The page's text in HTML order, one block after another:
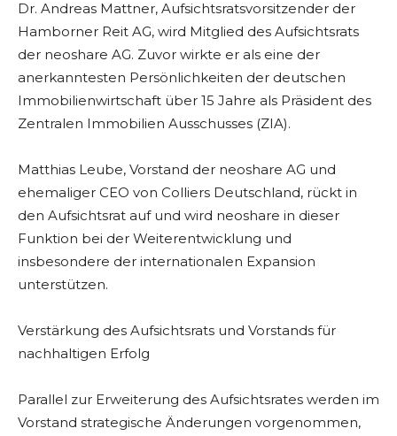
Dr. Andreas Mattner, Aufsichtsratsvorsitzender der
Hamborner Reit AG, wird Mitglied des Aufsichtsrats
der neoshare AG. Zuvor wirkte er als eine der
anerkanntesten Persönlichkeiten der deutschen
Immobilienwirtschaft über 15 Jahre als Präsident des
Zentralen Immobilien Ausschusses (ZIA).
Matthias Leube, Vorstand der neoshare AG und
ehemaliger CEO von Colliers Deutschland, rückt in
den Aufsichtsrat auf und wird neoshare in dieser
Funktion bei der Weiterentwicklung und
insbesondere der internationalen Expansion
unterstützen.
Verstärkung des Aufsichtsrats und Vorstands für
nachhaltigen Erfolg
Parallel zur Erweiterung des Aufsichtsrates werden im
Vorstand strategische Änderungen vorgenommen,